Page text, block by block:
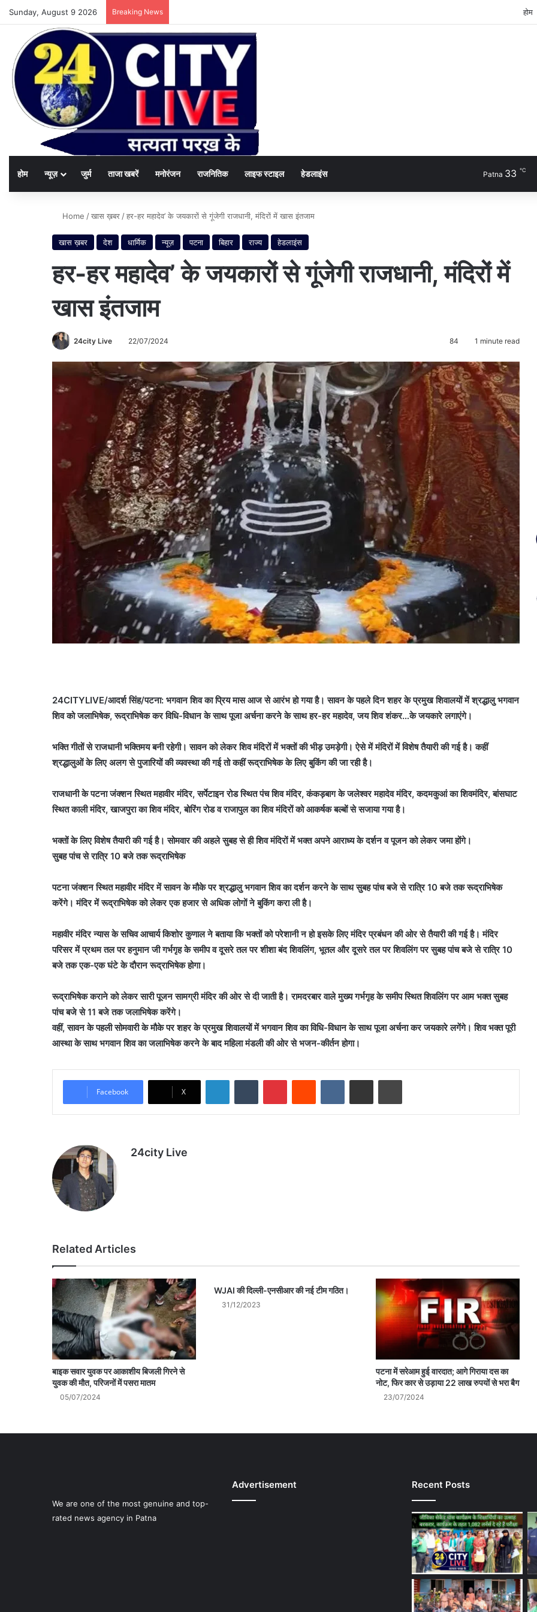
Sunday, August 9 2026 Breaking News होम
होम न्यूज़ जुर्म ताजा खबरें मनोरंजन राजनितिक लाइफ स्टाइल हेडलाइंस Patna 33 ℃
Home /खास ख़बर/हर-हर महादेव’ के जयकारों से गूंजेगी राजधानी, मंदिरों में खास इंतजाम
खास ख़बर देश धार्मिक न्यूज़ पटना बिहार राज्य हेडलाइंस
हर-हर महादेव’ के जयकारों से गूंजेगी राजधानी, मंदिरों में
खास इंतजाम
24city Live 22/07/2024 84 1 minute read
24CITYLIVE/आदर्श सिंह/पटना: भगवान शिव का प्रिय मास आज से आरंभ हो गया है। सावन के पहले दिन शहर के प्रमुख शिवालयों में श्रद्धालु भगवान
शिव को जलाभिषेक, रूद्राभिषेक कर विधि-विधान के साथ पूजा अर्चना करने के साथ हर-हर महादेव, जय शिव शंकर…के जयकारे लगाएंगे।
भक्ति गीतों से राजधानी भक्तिमय बनी रहेगी। सावन को लेकर शिव मंदिरों में भक्तों की भीड़ उमड़ेगी। ऐसे में मंदिरों में विशेष तैयारी की गई है। कहीं
श्रद्धालुओं के लिए अलग से पुजारियों की व्यवस्था की गई तो कहीं रूद्राभिषेक के लिए बुकिंग की जा रही है।
राजधानी के पटना जंक्शन स्थित महावीर मंदिर, सर्पेटाइन रोड स्थित पंच शिव मंदिर, कंकड़बाग के जलेश्वर महादेव मंदिर, कदमकुआं का शिवमंदिर, बांसघाट
स्थित काली मंदिर, खाजपुरा का शिव मंदिर, बोरिंग रोड व राजापुल का शिव मंदिरों को आकर्षक बल्बों से सजाया गया है।
भक्तों के लिए विशेष तैयारी की गई है। सोमवार की अहले सुबह से ही शिव मंदिरों में भक्त अपने आराध्य के दर्शन व पूजन को लेकर जमा होंगे।
सुबह पांच से रात्रि 10 बजे तक रूद्राभिषेक
पटना जंक्शन स्थित महावीर मंदिर में सावन के मौके पर श्रद्धालु भगवान शिव का दर्शन करने के साथ सुबह पांच बजे से रात्रि 10 बजे तक रूद्राभिषेक
करेंगे। मंदिर में रूद्राभिषेक को लेकर एक हजार से अधिक लोगों ने बुकिंग करा ली है।
महावीर मंदिर न्यास के सचिव आचार्य किशोर कुणाल ने बताया कि भक्तों को परेशानी न हो इसके लिए मंदिर प्रबंधन की ओर से तैयारी की गई है। मंदिर
परिसर में प्रथम तल पर हनुमान जी गर्भगृह के समीप व दूसरे तल पर शीशा बंद शिवलिंग, भूतल और दूसरे तल पर शिवलिंग पर सुबह पांच बजे से रात्रि 10
बजे तक एक-एक घंटे के दौरान रूद्राभिषेक होगा।
रूद्राभिषेक कराने को लेकर सारी पूजन सामग्री मंदिर की ओर से दी जाती है। रामदरबार वाले मुख्य गर्भगृह के समीप स्थित शिवलिंग पर आम भक्त सुबह
पांच बजे से 11 बजे तक जलाभिषेक करेंगे।
वहीं, सावन के पहली सोमवारी के मौके पर शहर के प्रमुख शिवालयों में भगवान शिव का विधि-विधान के साथ पूजा अर्चना कर जयकारे लगेंगे। शिव भक्त पूरी
आस्था के साथ भगवान शिव का जलाभिषेक करने के बाद महिला मंडली की ओर से भजन-कीर्तन होगा।
Facebook X
LinkedInTumblr PinterestReddit VKontakteShare via Email Print
24city Live
Related Articles
बाइक सवार युवक पर आकाशीय बिजली गिरने से
युवक की मौत, परिजनों में पसरा मातम
05/07/2024
WJAI की दिल्ली-एनसीआर की नई टीम गठित।
31/12/2023
पटना में सरेआम हुई वारदात; आगे गिराया दस का
नोट, फिर कार से उड़ाया 22 लाख रुपयों से भरा बैग
23/07/2024
We are one of the most genuine and top-
rated news agency in Patna
Advertisement Recent Posts